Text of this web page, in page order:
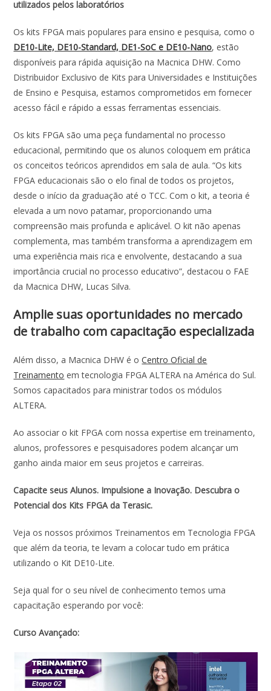
utilizados pelos laboratórios
Os kits FPGA mais populares para ensino e pesquisa, como o
DE10-Lite, DE10-Standard, DE1-SoC e DE10-Nano, estão
disponíveis para rápida aquisição na Macnica DHW. Como
Distribuidor Exclusivo de Kits para Universidades e Instituições
de Ensino e Pesquisa, estamos comprometidos em fornecer
acesso fácil e rápido a essas ferramentas essenciais.
Os kits FPGA são uma peça fundamental no processo
educacional, permitindo que os alunos coloquem em prática
os conceitos teóricos aprendidos em sala de aula. “Os kits
FPGA educacionais são o elo final de todos os projetos,
desde o início da graduação até o TCC. Com o kit, a teoria é
elevada a um novo patamar, proporcionando uma
compreensão mais profunda e aplicável. O kit não apenas
complementa, mas também transforma a aprendizagem em
uma experiência mais rica e envolvente, destacando a sua
importância crucial no processo educativo”, destacou o FAE
da Macnica DHW, Lucas Silva.
Amplie suas oportunidades no mercado
de trabalho com capacitação especializada
Além disso, a Macnica DHW é oCentro Oficial de
Treinamento em tecnologia FPGA ALTERA na América do Sul.
Somos capacitados para ministrar todos os módulos
ALTERA.
Ao associar o kit FPGA com nossa expertise em treinamento,
alunos, professores e pesquisadores podem alcançar um
ganho ainda maior em seus projetos e carreiras.
Capacite seus Alunos. Impulsione a Inovação. Descubra o
Potencial dos Kits FPGA da Terasic.
Veja os nossos próximos Treinamentos em Tecnologia FPGA
que além da teoria, te levam a colocar tudo em prática
utilizando o Kit DE10-Lite.
Seja qual for o seu nível de conhecimento temos uma
capacitação esperando por você:
Curso Avançado: